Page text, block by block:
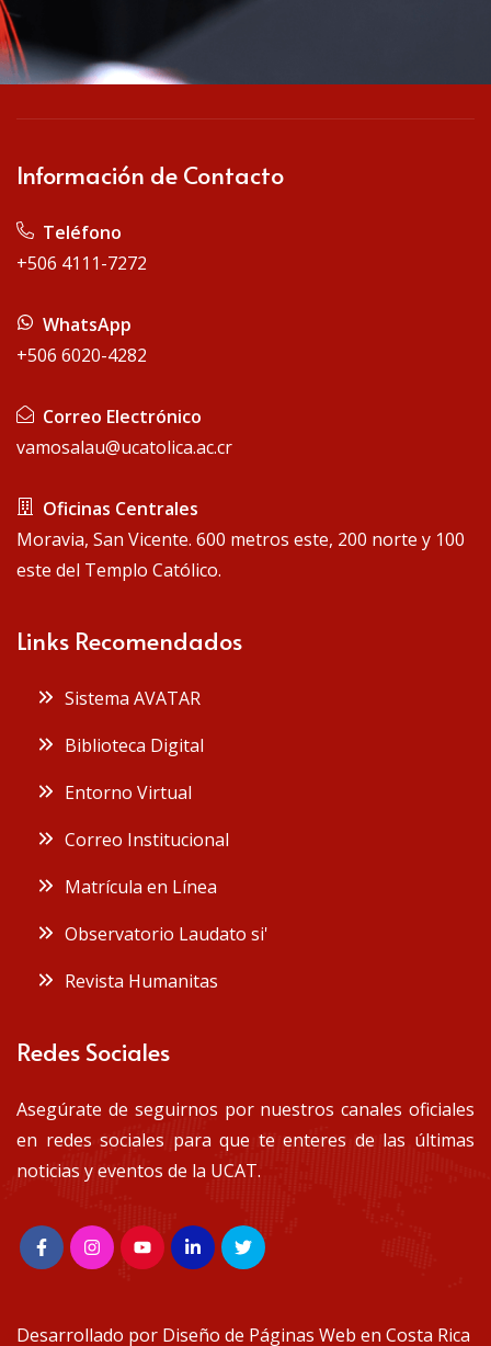
Información de Contacto
Teléfono
+506 4111-7272
WhatsApp
+506 6020-4282
Correo Electrónico
vamosalau@ucatolica.ac.cr
Oficinas Centrales
Moravia, San Vicente. 600 metros este, 200 norte y 100
este del Templo Católico.
Links Recomendados
Sistema AVATAR
Biblioteca Digital
Entorno Virtual
Correo Institucional
Matrícula en Línea
Observatorio Laudato si'
Revista Humanitas
Redes Sociales
Asegúrate de seguirnos por nuestros canales oficiales
en redes sociales para que te enteres de las últimas
noticias y eventos de la UCAT.
Desarrollado por Diseño de Páginas Web en Costa Rica